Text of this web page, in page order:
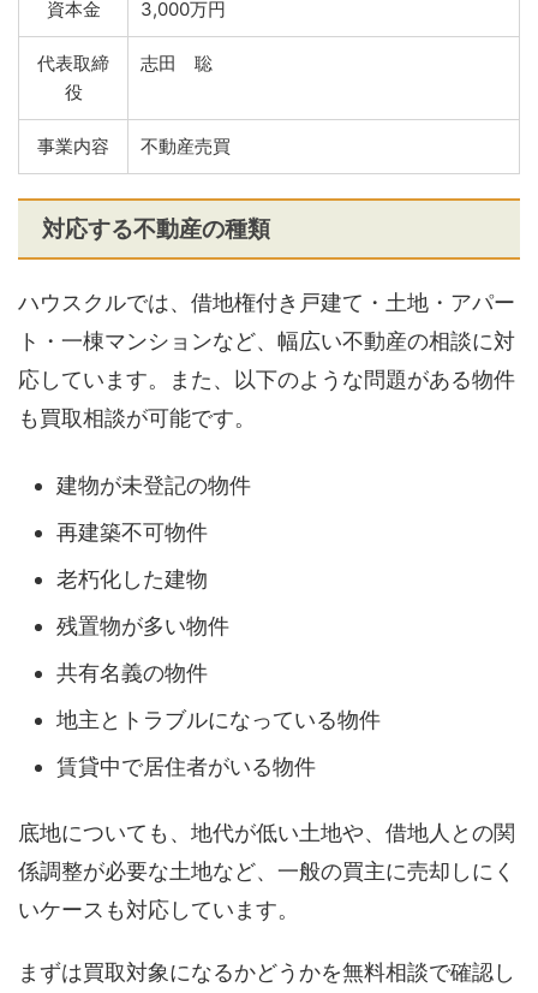
資本金 3,000万円
代表取締
役
志田 聡
事業内容 不動産売買
対応する不動産の種類
ハウスクルでは、借地権付き戸建て・土地・アパー
ト・一棟マンションなど、幅広い不動産の相談に対
応しています。また、以下のような問題がある物件
も買取相談が可能です。
建物が未登記の物件
再建築不可物件
老朽化した建物
残置物が多い物件
共有名義の物件
地主とトラブルになっている物件
賃貸中で居住者がいる物件
底地についても、地代が低い土地や、借地人との関
係調整が必要な土地など、一般の買主に売却しにく
いケースも対応しています。
まずは買取対象になるかどうかを無料相談で確認し